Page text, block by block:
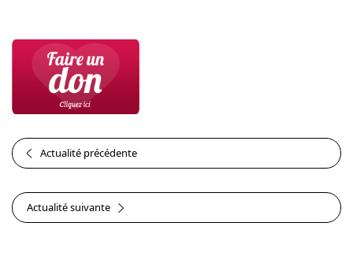
Actualité précédente
Actualité suivante